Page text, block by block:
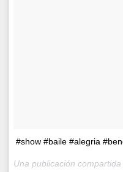
#show #baile #alegria
Una publicación